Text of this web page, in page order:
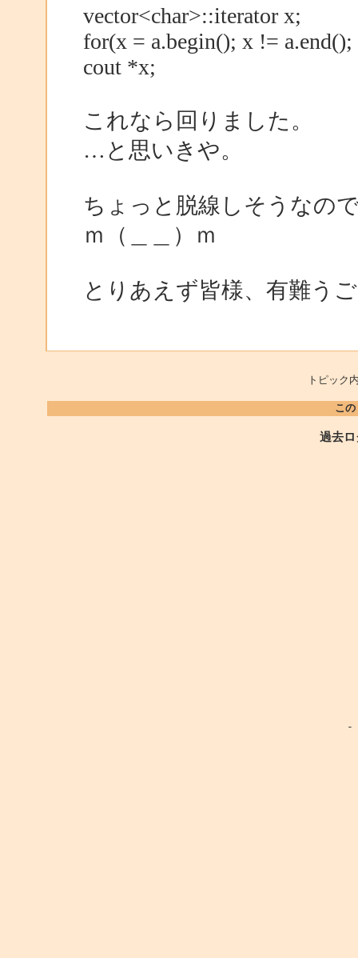
vector<char>::iterator x;
for(x = a.begin(); x !=
cout *x;
これなら回りました。
…と思いきや。
ちょっと脱線しそうなの
ｍ（＿＿）ｍ
とりあえず皆様、有難う
トピッ
こ
過去